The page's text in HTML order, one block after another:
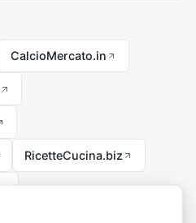
CalcioMercato.in
RicetteCucina.biz